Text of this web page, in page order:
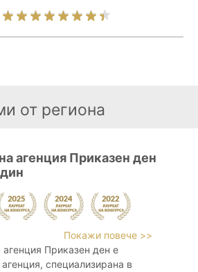
от региона
агенция Приказен ден
Покажи повече >>
агенция Приказен ден е
агенция, специализирана в